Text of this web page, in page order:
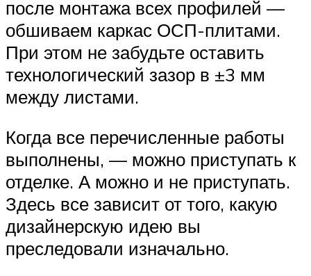
после монтажа всех профилей —
обшиваем каркас ОСП-плитами.
При этом не забудьте оставить
технологический зазор в ±3 мм
между листами.
Когда все перечисленные работы
выполнены, — можно приступать к
отделке. А можно и не приступать.
Здесь все зависит от того, какую
дизайнерскую идею вы
преследовали изначально.